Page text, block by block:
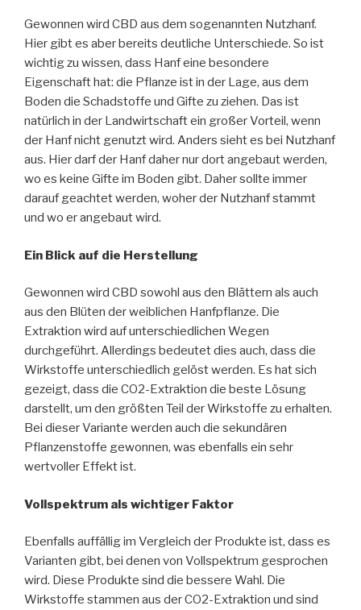
Gewonnen wird CBD aus dem sogenannten Nutzhanf.
Hier gibt es aber bereits deutliche Unterschiede. So ist
wichtig zu wissen, dass Hanf eine besondere
Eigenschaft hat: die Pflanze ist in der Lage, aus dem
Boden die Schadstoffe und Gifte zu ziehen. Das ist
natürlich in der Landwirtschaft ein großer Vorteil, wenn
der Hanf nicht genutzt wird. Anders sieht es bei Nutzhanf
aus. Hier darf der Hanf daher nur dort angebaut werden,
wo es keine Gifte im Boden gibt. Daher sollte immer
darauf geachtet werden, woher der Nutzhanf stammt
und wo er angebaut wird.
Ein Blick auf die Herstellung
Gewonnen wird CBD sowohl aus den Blättern als auch
aus den Blüten der weiblichen Hanfpflanze. Die
Extraktion wird auf unterschiedlichen Wegen
durchgeführt. Allerdings bedeutet dies auch, dass die
Wirkstoffe unterschiedlich gelöst werden. Es hat sich
gezeigt, dass die CO2-Extraktion die beste Lösung
darstellt, um den größten Teil der Wirkstoffe zu erhalten.
Bei dieser Variante werden auch die sekundären
Pflanzenstoffe gewonnen, was ebenfalls ein sehr
wertvoller Effekt ist.
Vollspektrum als wichtiger Faktor
Ebenfalls auffällig im Vergleich der Produkte ist, dass es
Varianten gibt, bei denen von Vollspektrum gesprochen
wird. Diese Produkte sind die bessere Wahl. Die
Wirkstoffe stammen aus der CO2-Extraktion und sind